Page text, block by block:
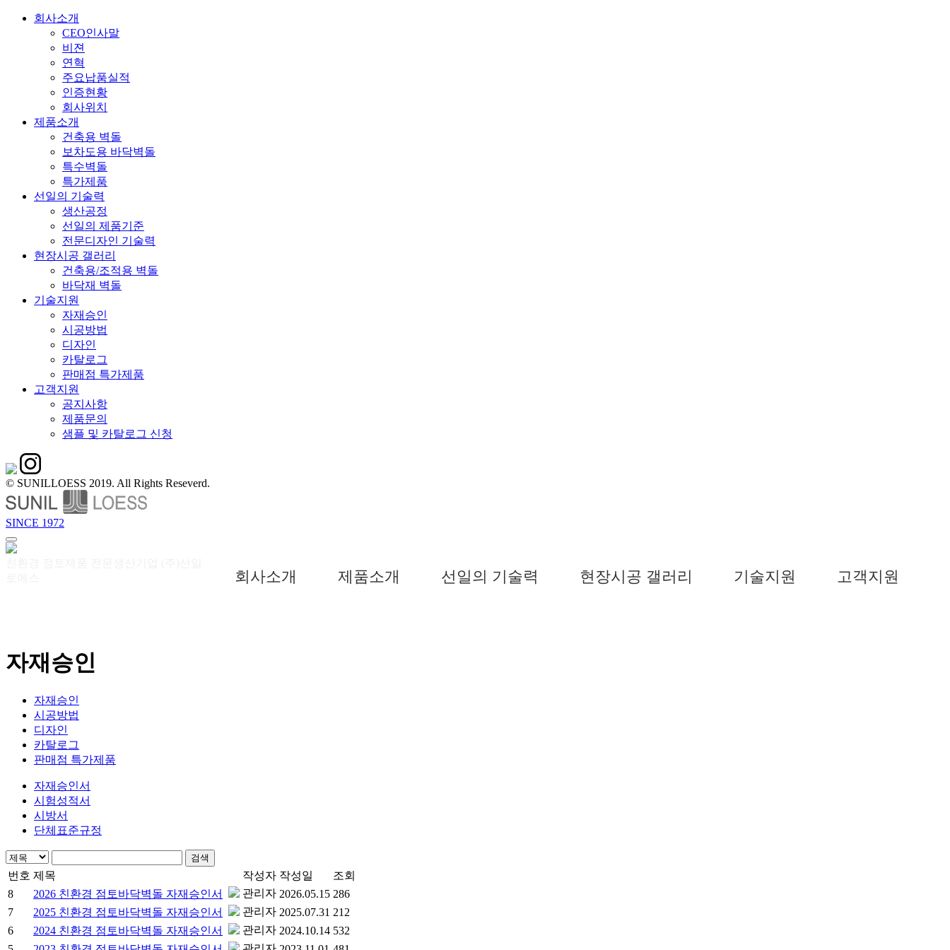
회사소개
CEO인사말
비젼
연혁
주요납품실적
인증현황
회사위치
제품소개
건축용 벽돌
보차도용 바닥벽돌
특수벽돌
특가제품
선일의 기술력
생산공정
선일의 제품기준
전문디자인 기술력
현장시공 갤러리
건축용/조적용 벽돌
바닥재 벽돌
기술지원
자재승인
시공방법
디자인
카탈로그
판매점 특가제품
고객지원
공지사항
제품문의
샘플 및 카탈로그 신청
© SUNILLOESS 2019. All Rights Reseverd.
SINCE 1972
회사소개 제품소개 선일의 기술력 현장시공 갤러리 기술지원 고객지원
자재승인
자재승인
시공방법
디자인
카탈로그
판매점 특가제품
자재승인서
시험성적서
시방서
단체표준규정
검색
번호 제목 작성자 작성일
조회
8
2026 친환경 점토바닥벽돌 자재승인서 관리자 2026.05.15 286
7
2025 친환경 점토바닥벽돌 자재승인서 관리자 2025.07.31 212
6
2024 친환경 점토바닥벽돌 자재승인서 관리자 2024.10.14 532